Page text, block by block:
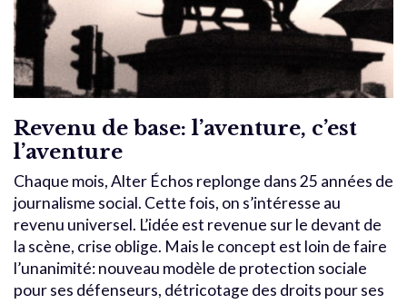
Revenu de base: l’aventure, c’est
l’aventure
Chaque mois, Alter Échos replonge dans 25 années de
journalisme social. Cette fois, on s’intéresse au
revenu universel. L’idée est revenue sur le devant de
la scène, crise oblige. Mais le concept est loin de faire
l’unanimité: nouveau modèle de protection sociale
pour ses défenseurs, détricotage des droits pour ses